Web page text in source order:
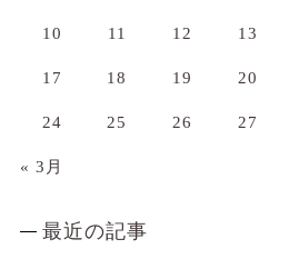
10 11 12 13
17 18 19 20
24 25 26 27
« 3月
最近の記事